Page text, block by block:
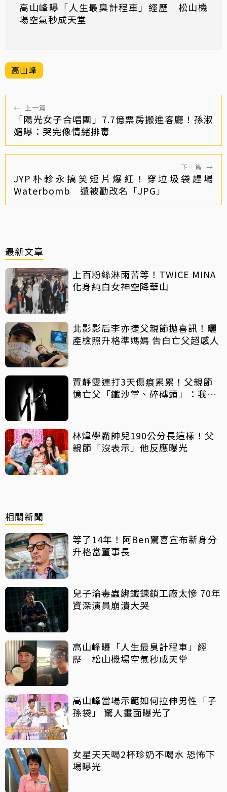
高山峰曝「人生最臭計程車」經歷 松山機
場空氣秒成天堂
高山峰
← 上一篇
「陽光女子合唱團」7.7億票房搬進客廳！孫淑
媚曝：哭完像情緒排毒
下一篇 →
JYP朴軫永搞笑短片爆紅！穿垃圾袋趕場
Waterbomb 還被勸改名「JPG」
最新文章
上百粉絲淋雨苦等！TWICE MINA
化身純白女神空降華山
北影影后李亦捷父親節拋喜訊！曬
產檢照升格準媽媽 告白亡父超感人
賈靜雯連打3天傷痕累累！父親節
憶亡父「鐵沙掌、碎磚頭」：我身
林煒學霸帥兒190公分長這樣！父
親節「沒表示」他反應曝光
相關新聞
等了14年！阿Ben驚喜宣布新身分
升格當董事長
兒子淪毒蟲綁鐵鍊鎖工廠太慘 70年
資深演員崩潰大哭
高山峰曝「人生最臭計程車」經
歷 松山機場空氣秒成天堂
高山峰當場示範如何拉伸男性「子
孫袋」 驚人畫面曝光了
女星天天喝2杯珍奶不喝水 恐怖下
場曝光